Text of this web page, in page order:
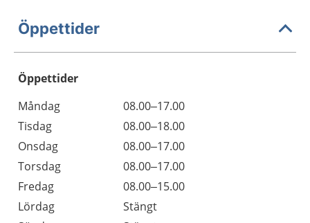
Öppettider
Öppettider
Dag
Öppettider
Kommentarer
Måndag
08.00–17.00
Tisdag
08.00–18.00
Onsdag
08.00–17.00
Torsdag
08.00–17.00
Fredag
08.00–15.00
Lördag
Stängt